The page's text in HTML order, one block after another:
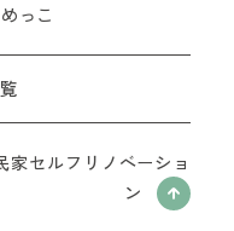
っこ
セルフリノベーショ
ン